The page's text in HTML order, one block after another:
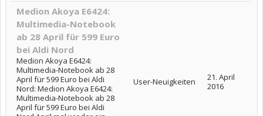
Medion Akoya E6424:
Multimedia-Notebook
ab 28 April für 599 Euro
bei Aldi Nord
Medion Akoya E6424:
Multimedia-Notebook ab 28
April für 599 Euro bei Aldi
Nord: Medion Akoya E6424:
Multimedia-Notebook ab 28
April für 599 Euro bei Aldi
User-Neuigkeiten
21. April
2016